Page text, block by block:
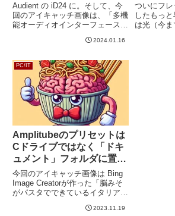
Audient の iD24 に。そして、今
回のアイキャッチ画像は、「多機
能オーディオインターフェース。
いい猫耳の女の子。印象派。」で
でもないけど、かわいいですね。
2018年くらい...
2024.01.16
ついにフレ
したもっ
は光（今ま
た表現な
PC/IT
Amplitubeのプリセットは
Cドライブではなく「ドキ
ュメント」フォルダに置か
れる
今回のアイキャッチ画像は Bing
Image Creatorが作った「脳みそ
がパスタでできているイタリア
OS がクラッシュしてもファイル
2023.11.19